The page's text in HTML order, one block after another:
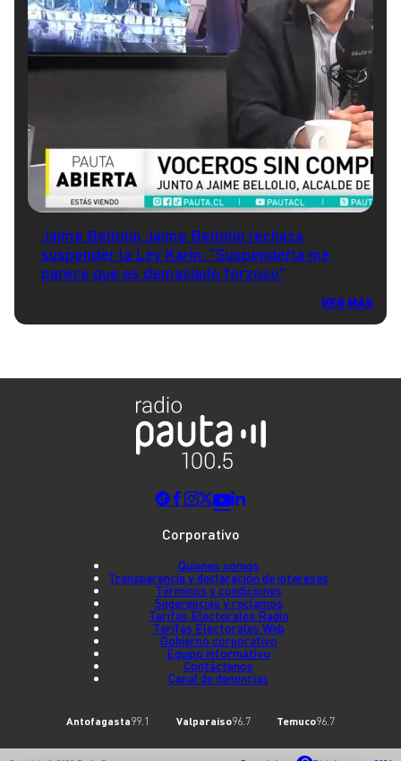
Jaime Bellolio Jaime Bellolio rechaza
suspender la Ley Karin: "Suspenderla me
parece que es demasiado forzoso"
VER MÁS
Corporativo
Quienes somos
Transparencia y declaración de intereses
Términos y condiciones
Sugerencias y reclamos
Tarifas Electorales Radio
Tarifas Electorales Web
Gobierno corporativo
Equipo informativo
Contáctenos
Canal de denuncias
Antofagasta99.1 Valparaíso96.7 Temuco96.7